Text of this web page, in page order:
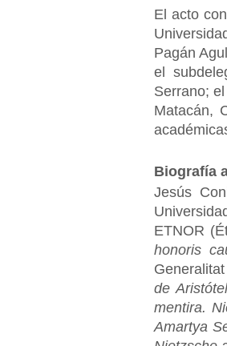
El acto
Pagán
el
Serrano;
Matacán,
Biografía
Jesús
ETNOR
honoris
de
mentira.
Amartya